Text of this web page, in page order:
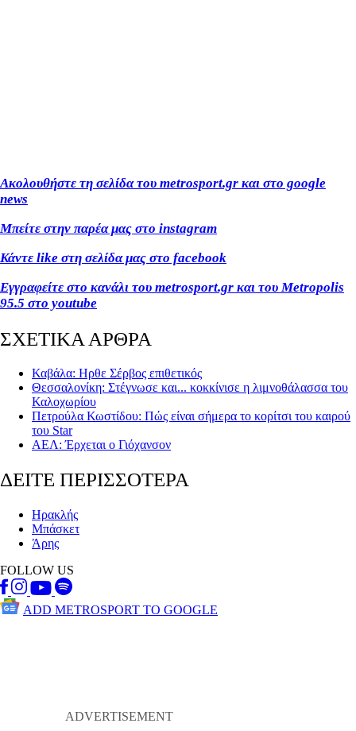
Ακολουθήστε τη σελίδα του metrosport.gr και στο google
news
Μπείτε στην παρέα μας στο instagram
Κάντε like στη σελίδα μας στο facebook
Εγγραφείτε στο κανάλι του metrosport.gr και του Metropolis
95.5 στο youtube
ΣΧΕΤΙΚΑ ΑΡΘΡΑ
Καβάλα: Ηρθε Σέρβος επιθετικός
Θεσσαλονίκη: Στέγνωσε και... κοκκίνισε η λιμνοθάλασσα του
Καλοχωρίου
Πετρούλα Κωστίδου: Πώς είναι σήμερα το κορίτσι του καιρού
του Star
ΑΕΛ: Έρχεται ο Γιόχανσον
ΔΕΙΤΕ ΠΕΡΙΣΣΟΤΕΡΑ
Ηρακλής
Μπάσκετ
Άρης
FOLLOW US
ADD METROSPORT TO GOOGLE